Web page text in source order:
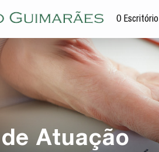
O Escritório
Atuação